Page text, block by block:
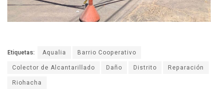
Etiquetas: Aqualia
Barrio Cooperativo
Colector de Alcantarillado
Daño Distrito
Reparación
Riohacha